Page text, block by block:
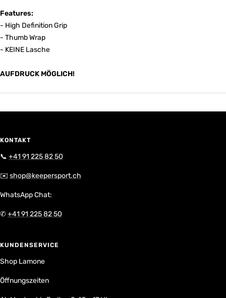
Features:
- High Definition Grip
- Thumb Wrap
- KEINE Lasche
AUFDRUCK MÖGLICH!
KONTAKT
📞 +41 91 225 82 50
✉️ shop@keepersport.ch
WhatsApp Chat:
✆+41 91 225 82 50
KUNDENSERVICE
Shop Lamone
Öffnungszeiten